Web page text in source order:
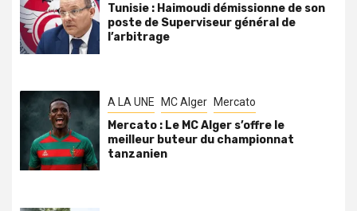
Tunisie : Haimoudi démissionne de son
poste de Superviseur général de
l’arbitrage
A LA UNE MC Alger Mercato
Mercato : Le MC Alger s’offre le
meilleur buteur du championnat
tanzanien